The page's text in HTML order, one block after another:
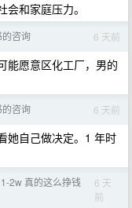
和家庭压力。
咨询 6 天前
能愿意区化工厂，男的
咨询 6 天前
她自己做决定。1 年时
2w 真的这么挣钱
6 天
前